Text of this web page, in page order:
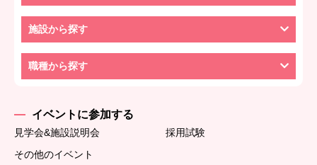
施設から探す
職種から探す
イベントに参加する
見学会&施設説明会
採用試験
その他のイベント